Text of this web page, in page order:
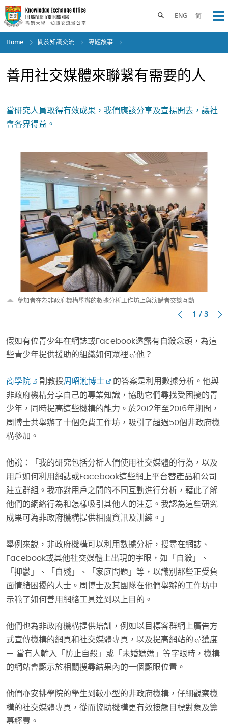
Skip
to
main
content
ENG 简
Toggle search panel
Home 關於知識交流 專題故事
善用社交媒體來聯繫有需要的人
當研究人員取得有效成果，我們應該分享及宣揚開去，讓社
會各界得益。
參加者在為非政府機構舉辦的數據分析工作坊上與演講者交談互動
1 / 3
假如有位青少年在網誌或Facebook透露有自殺念頭，為這
些青少年提供援助的組織如何眾裡尋他？
商學院 副教授周昭瀧博士
的答案是利用數據分析。他與
非政府機構分享自己的專業知識，協助它們尋找受困擾的青
少年，同時提高這些機構的能力。於2012年至2016年期間，
周博士共舉辦了十個免費工作坊，吸引了超過50個非政府機
構參加。
他說：「我的研究包括分析人們使用社交媒體的行為，以及
用戶如何利用網誌或Facebook這些網上平台替產品和公司
建立群組。我亦對用戶之間的不同互動進行分析，藉此了解
他們的網絡行為和怎樣吸引其他人的注意。我認為這些研究
成果可為非政府機構提供相關資訊及訓練。」
舉例來說，非政府機構可以利用數據分析，搜尋在網誌、
Facebook或其他社交媒體上出現的字眼，如「自殺」、
「抑鬱」、「自殘」、「家庭問題」等，以識別那些正受負
面情緒困擾的人士。周博士及其團隊在他們舉辦的工作坊中
示範了如何善用網絡工具達到以上目的。
他們也為非政府機構提供培訓，例如以目標客群網上廣告方
式宣傳機構的網頁和社交媒體專頁，以及提高網站的尋獲度
— 當有人輸入「防止自殺」或「未婚媽媽」等字眼時，機構
的網站會顯示於相關搜尋結果內的一個顯眼位置。
他們亦安排學院的學生到較小型的非政府機構，仔細觀察機
構的社交媒體專頁，從而協助機構更有效接觸目標對象及籌
募經費。